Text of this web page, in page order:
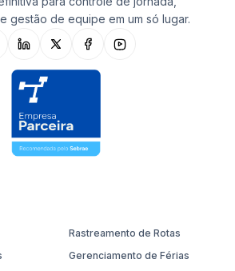
gestão de equipe em um só lugar.
Rastreamento de Rotas
Gerenciamento de Férias